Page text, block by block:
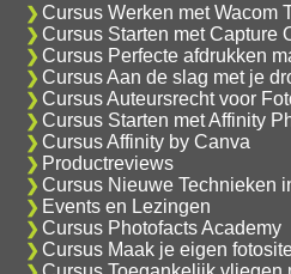
Cursus Werken met Wacom
Cursus Starten met Capture
Cursus Perfecte afdrukken
Cursus Aan de slag met je
Cursus Auteursrecht voor
Cursus Starten met Affinity
Cursus Affinity by Canva
Productreviews
Cursus Nieuwe Technieken
Events en Lezingen
Cursus Photofacts Academy
Cursus Maak je eigen